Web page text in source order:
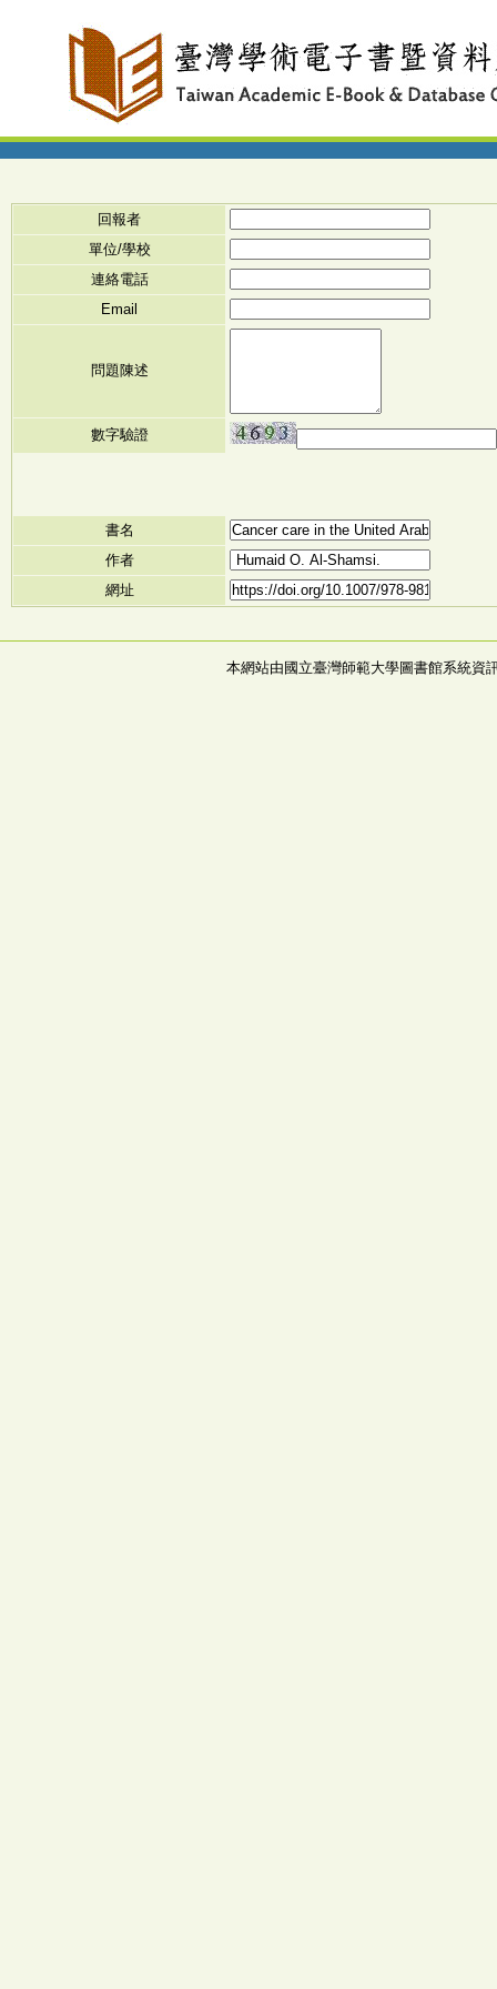
回報者
單位/學校
連絡電話
Email
問題陳述
數字驗證
書名
作者
網址
本網站由國立臺灣師範大學圖書館系統資